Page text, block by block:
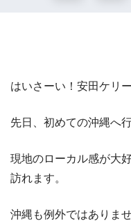
はいさーい！安田ケリ
先日、初めての沖縄へ
現地のローカル感が大
訪れます。
沖縄も例外ではありま